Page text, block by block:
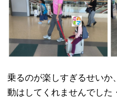
乗るのが楽しすぎるせいか
動はしてくれませんでした